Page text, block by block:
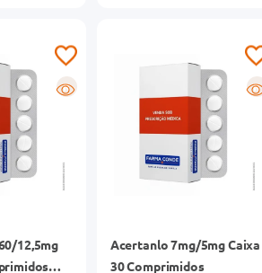
R
12,5mg
R
Acertanlo 7mg/5mg Caixa
30 Comprimidos